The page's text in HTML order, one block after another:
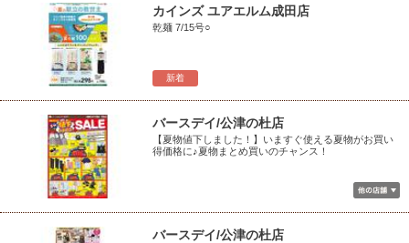
新着
カインズ ユアエルム成田店
乾麺 7/15号○
バースデイ/公津の杜店
【夏物値下しました！】いますぐ使える夏物がお買い
得価格に♪夏物まとめ買いのチャンス！
バースデイ/公津の杜店